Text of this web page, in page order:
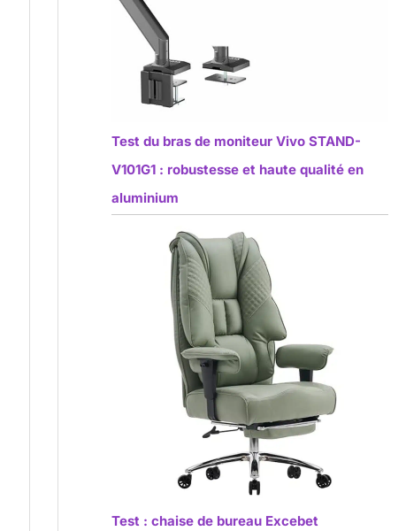
Test du bras de moniteur Vivo STAND-
V101G1 : robustesse et haute qualité en
aluminium
Test : chaise de bureau Excebet